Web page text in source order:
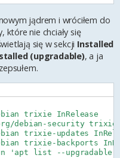
(6.12.94-1)
(6.12.94-1)
(6.12.94-1)
1)
jądrem i wróciłem do
które nie chciały się
się w sekcji Installed
(upgradable), a ja
trixie InRelease
debian-security trixie-
trixie-updates
trixie-backports
'apt list --